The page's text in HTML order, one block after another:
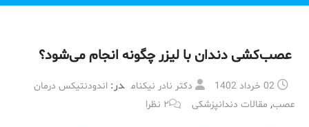
عصب‌کشی دندان با لیزر چگونه انجام می‌شود؟
02 خرداد 1402 دکتر نادر نیکنام در: اندودنتیکس درمان
عصب, مقالات دندانپزشکی ۲ نظرا